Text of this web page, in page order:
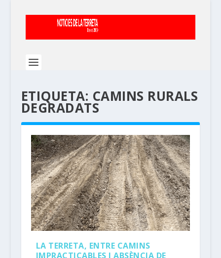
ETIQUETA: CAMINS RURALS
DEGRADATS
LA TERRETA, ENTRE CAMINS
IMPRACTICABLES I ABSÈNCIA DE